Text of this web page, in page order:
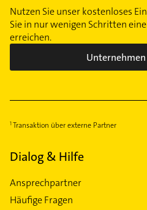
Nutzen Sie unser kostenloses
Sie in nur wenigen Schritten
erreichen.
Transaktion über externe Partner
Dialog & Hilfe
Ansprechpartner
Häufige Fragen